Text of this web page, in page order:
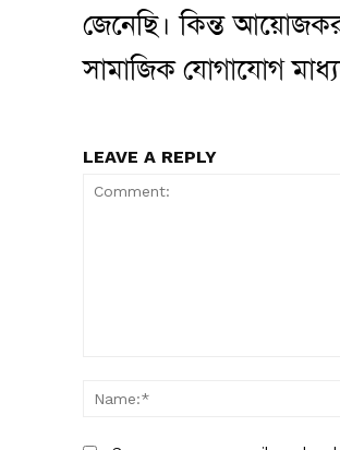
জেনেছি। কিন্ত
সামাজিক যোগাযোগ
LEAVE A REPLY